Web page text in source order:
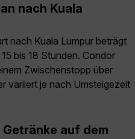
nach Kuala
nach Kuala Lumpur beträgt
bis 18 Stunden. Condor
Zwischenstopp über
variiert je nach Umsteigezeit
auf dem